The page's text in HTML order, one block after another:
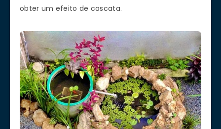
obter um efeito de cascata.